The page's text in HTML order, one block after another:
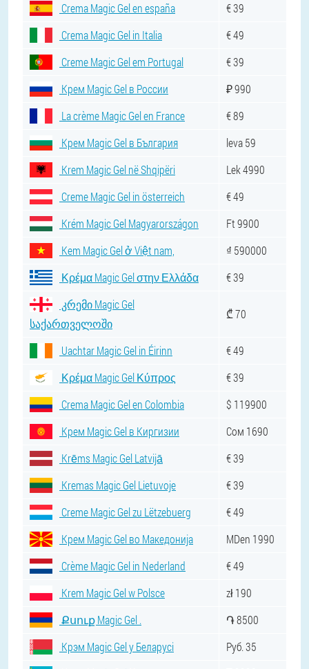
Crema Magic Gel en españa
€ 39
Crema Magic Gel in Italia
€ 49
Creme Magic Gel em Portugal
€ 39
Крем Magic Gel в России
₽ 990
La crème Magic Gel en France
€ 89
Крем Magic Gel в България
leva 59
Krem Magic Gel në Shqipëri
Lek 4990
Creme Magic Gel in österreich
€ 49
Krém Magic Gel Magyarországon
Ft 9900
Kem Magic Gel ở Việt nam,
₫ 590000
Κρέμα Magic Gel στην Ελλάδα
€ 39
კრემი Magic Gel
საქართველოში
₾ 70
Uachtar Magic Gel in Éirinn
€ 49
Κρέμα Magic Gel Κύπρος
€ 39
Crema Magic Gel en Colombia
$ 119900
Крем Magic Gel в Киргизии
Сом 1690
Krēms Magic Gel Latvijā
€ 39
Kremas Magic Gel Lietuvoje
€ 39
Creme Magic Gel zu Lëtzebuerg
€ 49
Крем Magic Gel во Македонија
MDen 1990
Crème Magic Gel in Nederland
€ 49
Krem Magic Gel w Polsce
zł 190
Քսուք Magic Gel .
֏ 8500
Крэм Magic Gel у Беларусі
Руб. 35